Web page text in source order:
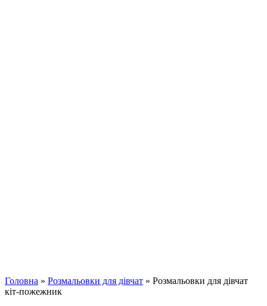
Головна » Розмальовки для дівчат » Розмальовки для дівчат
кіт-пожежник